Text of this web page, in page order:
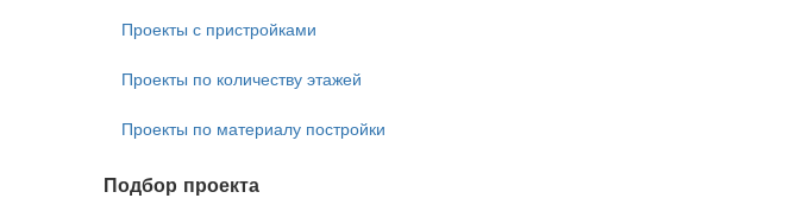
Проекты с пристройками
Проекты по количеству этажей
Проекты по материалу постройки
Подбор проекта